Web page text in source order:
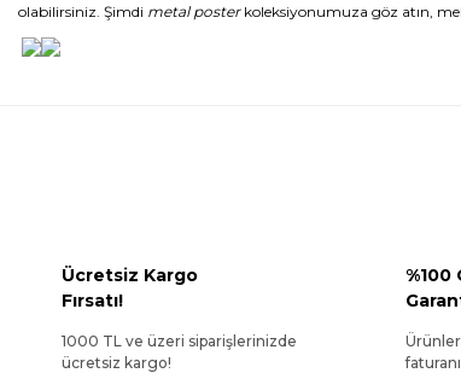
olabilirsiniz. Şimdi metal posterkoleksiyonumuza göz atın,
Ücretsiz Kargo
Fırsatı!
1000 TL ve üzeri siparişlerinizde
ücretsiz kargo!
%100